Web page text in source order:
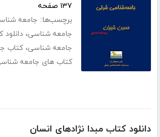
۱۳۷ صفحه
برچسب‌ها: جامعه
جامعه شناسی،
جامعه شناسی،کتاب
کتاب های جامعه
دانلود کتاب مبدا نژادهای انسان